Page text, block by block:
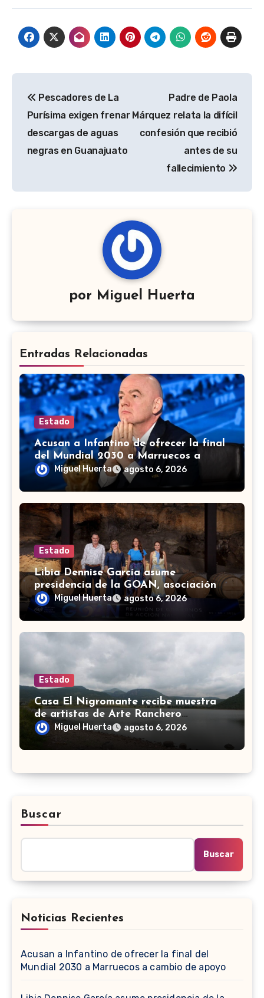
de
entradas
Pescadores de La
Purísima exigen frenar
descargas de aguas
negras en Guanajuato
Padre de Paola
Márquez relata la difícil
confesión que recibió
antes de su
fallecimiento
por Miguel Huerta
Entradas Relacionadas
Estado
Acusan a Infantino de ofrecer la final
del Mundial 2030 a Marruecos a
cambio de apoyo
Miguel Huerta agosto 6, 2026
Estado
Libia Dennise García asume
presidencia de la GOAN, asociación
de gobernadores de Acción Nacional
Miguel Huerta agosto 6, 2026
Estado
Casa El Nigromante recibe muestra
de artistas de Arte Ranchero
Pandillero
Miguel Huerta agosto 6, 2026
Buscar
Buscar
Noticias Recientes
Acusan a Infantino de ofrecer la final del
Mundial 2030 a Marruecos a cambio de apoyo